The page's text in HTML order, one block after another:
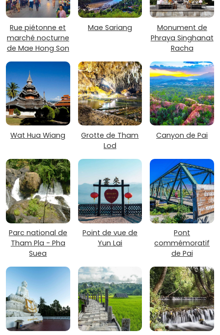
Rue piétonne et
marché nocturne
de Mae Hong Son
Mae Sariang
Monument de
Phraya Singhanat
Racha
Wat Hua Wiang
Grotte de Tham
Lod
Canyon de Pai
Parc national de
Tham Pla - Pha
Suea
Point de vue de
Yun Lai
Pont
commémoratif
de Pai